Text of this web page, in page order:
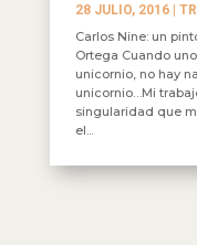
28 JULIO, 2016|
Carlos Nine: un
Ortega Cuando
unicornio, no hay
unicornio…Mi
singularidad que
el...